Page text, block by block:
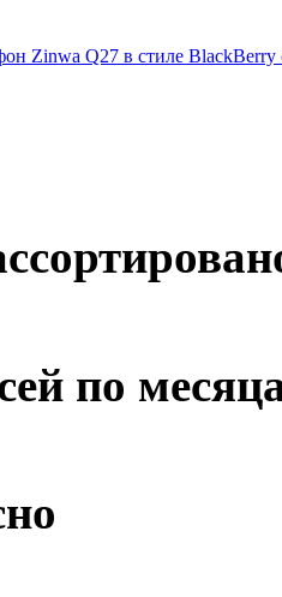
Zinwa Q27 в стиле BlackBerry
по